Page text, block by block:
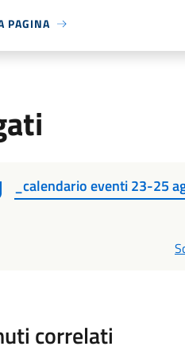
PAGINA
_calendario eventi 23-25
correlati